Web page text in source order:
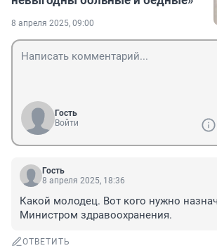
8 апреля 2025, 09:00
Гость
Войти
Гость
8 апреля 2025, 18:36
Какой молодец. Вот кого нужно
Министром здравоохранения.
ОТВЕТИТЬ